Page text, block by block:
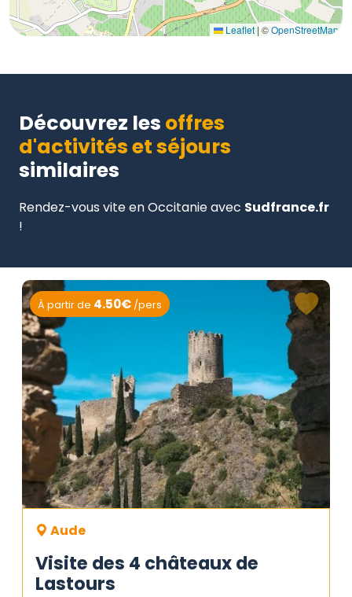
Leaflet | ©OpenStreetMap
Découvrez les offres
d'activités et séjours
similaires
Rendez-vous vite en Occitanie avec Sudfrance.fr
!
Visite des 4 châteaux de
Lastours
Aude
À partir de 4.50€ /pers